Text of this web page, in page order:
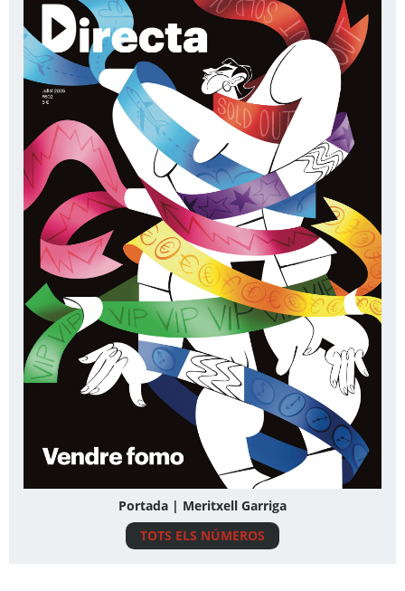
Portada | Meritxell Garriga
TOTS ELS NÚMEROS